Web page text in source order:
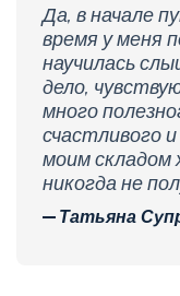
Да, в начале
время у меня
научилась
дело,
много
счастливого
моим
никогда не
Татьяна